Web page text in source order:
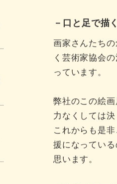
－口と足で描
画家さんたち
く芸術家協会
っています。
弊社のこの絵
力なくしては
これからも是
援になってい
思います。